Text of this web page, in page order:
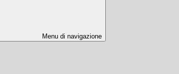
Menu di navigazione